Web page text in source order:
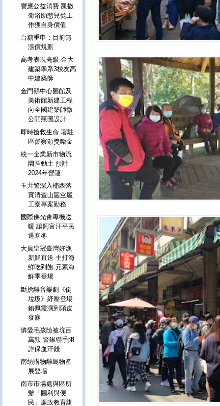
響應公益消費 凱撒
衛浴助憨兒從工
作獲自身價值
台糖重申：目前無
漲價規劃
高考表現亮眼 金大
建築學系3校友高
中建築師
金門縣中心圖館及
美術館新建工程
向全國建築師徵
公開競圖設計
即時搶救生命 署駐
區督察頒獎勵金
統一企業新市物流
園區動土 預計
2024年營運
玉井警深入楠西落
實清查山區空屋
工寮專案勤務
國際佛光會專機送
暖 讓阿富汗平民
過寒冬
大員皇冠臺灣好漁
新鮮直送 主打海
鮮吃到飽 元素海
鮮季登場
斷捨離音樂劇《倒
垃圾》紓壓登場
賴佩霞演到頭皮
發麻
憐愛毛孩險被坑百
萬款 警銀聯手阻
詐保血汗錢
南紡購物離島物產
展登場
南市市場處與區所
辦「圖利與便
民」廉政教育訓